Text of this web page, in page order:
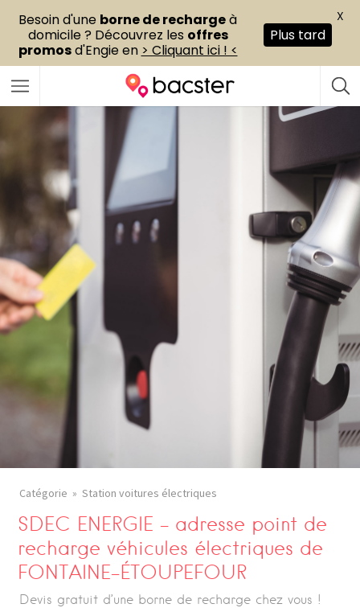
Catégorie Station voitures électriques
SDEC ENERGIE – adresse point de
recharge véhicules électriques de
FONTAINE-ÉTOUPEFOUR
Devis gratuit d’une borne de recharge chez vous !
Besoin d'une borne de rechargeà
domicile ? Découvrez les offres
promosd'Engie en > Cliquant ici ! <
Plus tard
X